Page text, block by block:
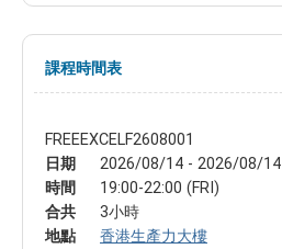
課程時間表
FREEEXCELF2608001
日期
2026/08/14 - 2026/08/14
時間
19:00-22:00 (FRI)
合共
3小時
地點
香港生產力大樓